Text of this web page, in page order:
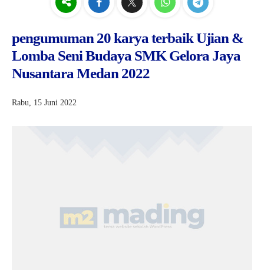
DATA GURU
pengumuman 20 karya terbaik Ujian &
Lomba Seni Budaya SMK Gelora Jaya
Nusantara Medan 2022
Rabu, 15 Juni 2022